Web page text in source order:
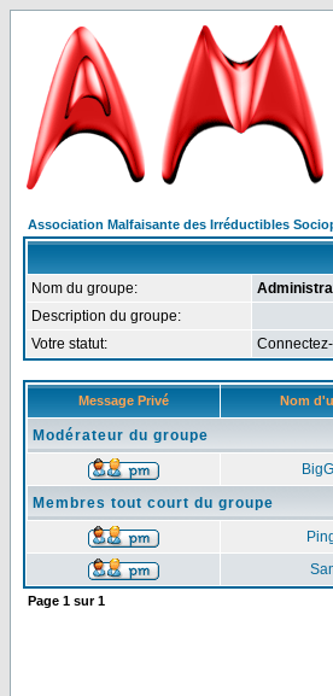
Association Malfaisante des Irréductibles
Nom du groupe:
Description du groupe:
Votre statut:
Message Privé Nom
Modérateur du groupe
Membres tout court du groupe
Page 1 sur1